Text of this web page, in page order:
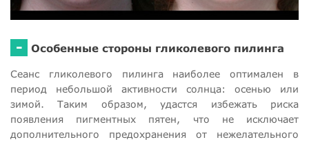
- Особенные стороны гликолевого пилинга
Сеанс гликолевого пилинга наиболее оптимален в
период небольшой активности солнца: осенью или
зимой. Таким образом, удастся избежать риска
появления пигментных пятен, что не исключает
дополнительного предохранения от нежелательного